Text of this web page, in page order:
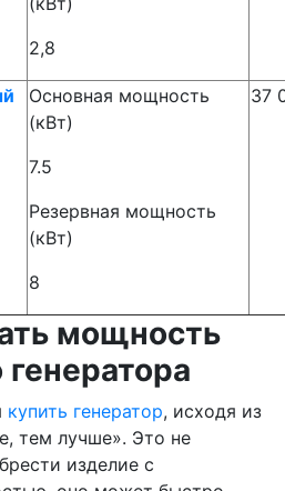
2,8
Основная мощность
(кВт)
7.5
Резервная мощность
(кВт)
8
37
мощность
генератора
купить генератор, исходя из
тем лучше». Это не
изделие с